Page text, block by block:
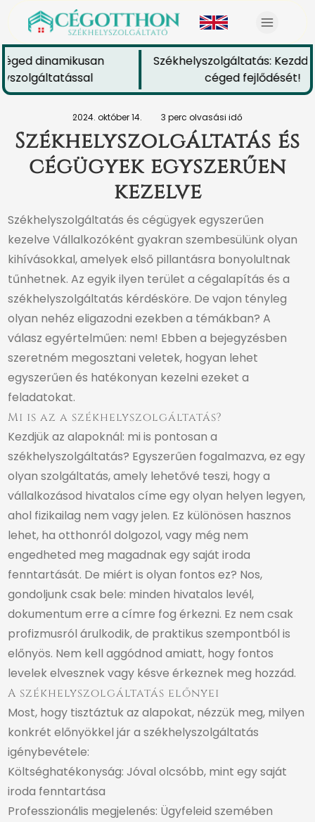
dinamikusan
Székhelyszolgáltatás: Kezdd
céged fejlődését!
2024. október 14. 3 perc olvasási idő
Székhelyszolgáltatás és
cégügyek egyszerűen
kezelve
Székhelyszolgáltatás és cégügyek egyszerűen
kezelve Vállalkozóként gyakran szembesülünk olyan
kihívásokkal, amelyek első pillantásra bonyolultnak
tűnhetnek. Az egyik ilyen terület a cégalapítás és a
székhelyszolgáltatás kérdésköre. De vajon tényleg
olyan nehéz eligazodni ezekben a témákban? A
válasz egyértelműen: nem! Ebben a bejegyzésben
szeretném megosztani veletek, hogyan lehet
egyszerűen és hatékonyan kezelni ezeket a
feladatokat.
Mi is az a székhelyszolgáltatás?
Kezdjük az alapoknál: mi is pontosan a
székhelyszolgáltatás? Egyszerűen fogalmazva, ez egy
olyan szolgáltatás, amely lehetővé teszi, hogy a
vállalkozásod hivatalos címe egy olyan helyen legyen,
ahol fizikailag nem vagy jelen. Ez különösen hasznos
lehet, ha otthonról dolgozol, vagy még nem
engedheted meg magadnak egy saját iroda
fenntartását. De miért is olyan fontos ez? Nos,
gondoljunk csak bele: minden hivatalos levél,
dokumentum erre a címre fog érkezni. Ez nem csak
profizmusról árulkodik, de praktikus szempontból is
előnyös. Nem kell aggódnod amiatt, hogy fontos
levelek elvesznek vagy késve érkeznek meg hozzád.
A székhelyszolgáltatás előnyei
Most, hogy tisztáztuk az alapokat, nézzük meg, milyen
konkrét előnyökkel jár a székhelyszolgáltatás
igénybevétele:
Költséghatékonyság: Jóval olcsóbb, mint egy saját
iroda fenntartása
Professzionális megjelenés: Ügyfeleid szemében